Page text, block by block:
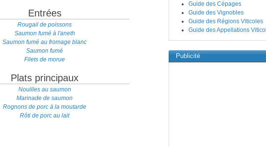
Entrées
Rougail de poissons
Saumon fumé à l'aneth
Saumon fumé au fromage blanc
Saumon fumé
Filets de morue
Plats principaux
Nouilles au saumon
Marinade de saumon
Rognons de porc à la moutarde
Rôti de porc au lait
Guide des Cépages
Guide des Vignobles
Guide des Régions Viticoles
Guide des Appellations
Publicité